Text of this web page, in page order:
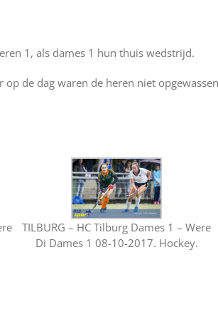
1, als dames 1 hun thuis wedstrijd.
de dag waren de heren niet opgewassen
TILBURG – HC Tilburg Dames 1 – Were
Di Dames 1 08-10-2017. Hockey.